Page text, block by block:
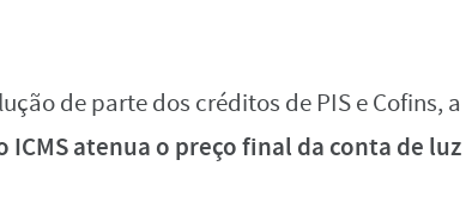
de parte dos créditos de PIS e Cofins, a
ICMS atenua o preço final da conta de luz